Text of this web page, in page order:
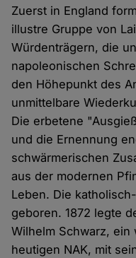
Zuerst in England
illustre Gruppe von
Würdenträgern, die
napoleonischen
den Höhepunkt des
unmittelbare
Die erbetene
und die Ernennung
schwärmerischen
aus der modernen
Leben. Die
geboren. 1872 legte
Wilhelm Schwarz,
heutigen NAK, mit